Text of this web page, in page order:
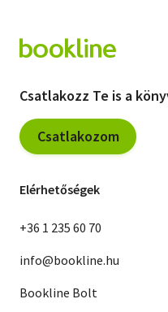
Csatlakozz Te is a
Csatlakozom
Elérhetőségek
+36 1 235 60 70
info@bookline.hu
Bookline Bolt